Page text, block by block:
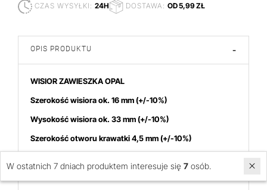
CZAS WYSYŁKI: 24H DOSTAWA: OD 5,99 ZŁ
OPIS PRODUKTU -
WISIOR ZAWIESZKA OPAL
Szerokość wisiora ok. 16 mm(+/-10%)
Wysokość wisiora ok. 33mm (+/-10%)
Szerokość otworu krawatki 4,5 mm (+/-10%)
W ostatnich 7 dniach produktem interesuje się 7 osób.